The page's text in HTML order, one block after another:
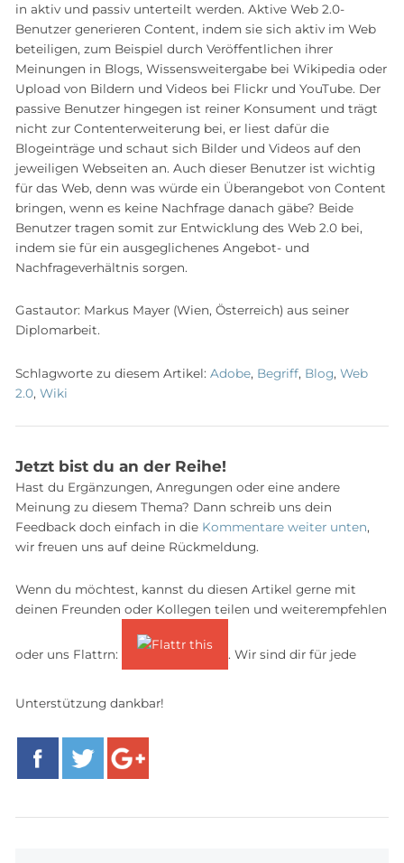
in aktiv und passiv unterteilt werden. Aktive Web 2.0-
Benutzer generieren Content, indem sie sich aktiv im Web
beteiligen, zum Beispiel durch Veröffentlichen ihrer
Meinungen in Blogs, Wissensweitergabe bei Wikipedia oder
Upload von Bildern und Videos bei Flickr und YouTube. Der
passive Benutzer hingegen ist reiner Konsument und trägt
nicht zur Contenterweiterung bei, er liest dafür die
Blogeinträge und schaut sich Bilder und Videos auf den
jeweiligen Webseiten an. Auch dieser Benutzer ist wichtig
für das Web, denn was würde ein Überangebot von Content
bringen, wenn es keine Nachfrage danach gäbe? Beide
Benutzer tragen somit zur Entwicklung des Web 2.0 bei,
indem sie für ein ausgeglichenes Angebot- und
Nachfrageverhältnis sorgen.
Gastautor: Markus Mayer (Wien, Österreich) aus seiner
Diplomarbeit.
Schlagworte zu diesem Artikel: Adobe, Begriff, Blog, Web
2.0, Wiki
Jetzt bist du an der Reihe!
Hast du Ergänzungen, Anregungen oder eine andere
Meinung zu diesem Thema? Dann schreib uns dein
Feedback doch einfach in die Kommentare weiter unten,
wir freuen uns auf deine Rückmeldung.
Wenn du möchtest, kannst du diesen Artikel gerne mit
deinen Freunden oder Kollegen teilen und weiterempfehlen
oder uns Flattrn: . Wir sind dir für jede
Unterstützung dankbar!
FacebookTwitterGoogle+